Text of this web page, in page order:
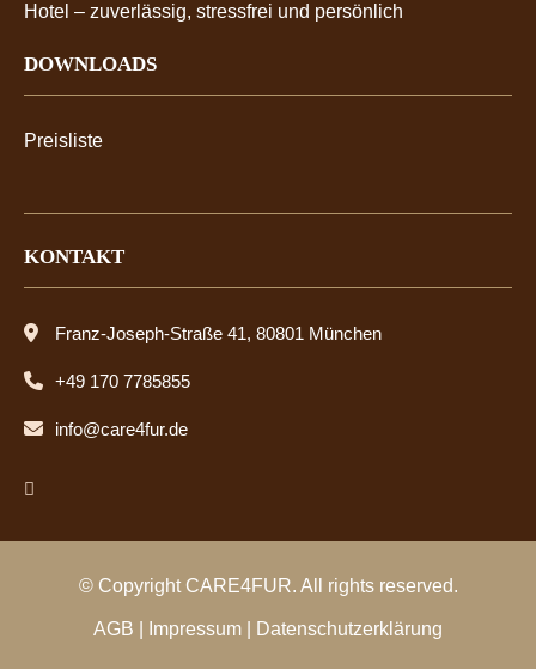
Hotel – zuverlässig, stressfrei und persönlich
DOWNLOADS
Preisliste
KONTAKT
Franz-Joseph-Straße 41, 80801 München
+49 170 7785855
info@care4fur.de
© Copyright CARE4FUR. All rights reserved.
AGB Impressum Datenschutzerklärung